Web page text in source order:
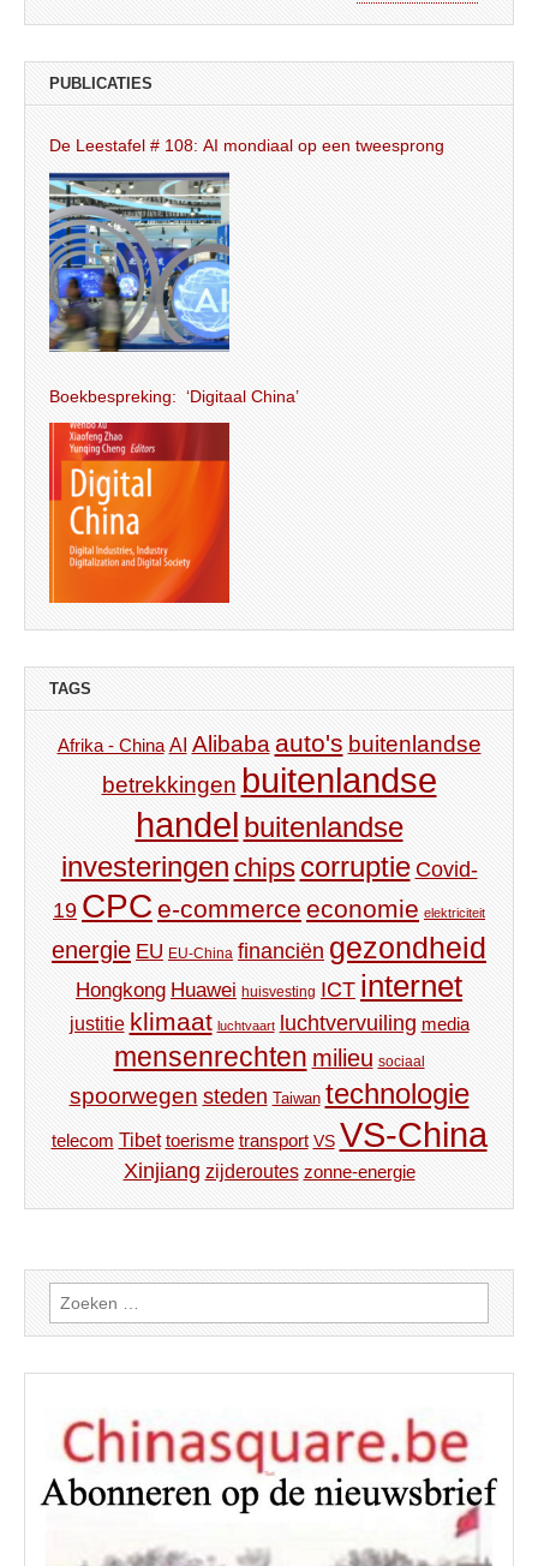
PUBLICATIES
De Leestafel # 108: AI mondiaal op een tweesprong
Boekbespreking: ‘Digitaal China’
TAGS
Afrika - China AI Alibaba auto's buitenlandse
betrekkingen buitenlandse
handel buitenlandse
investeringen chips corruptie Covid-
19 CPC e-commerce economie elektriciteit
energie EU EU-China financiën gezondheid
Hongkong Huawei huisvesting ICT internet
justitie klimaat luchtvaart luchtvervuiling media
mensenrechten milieu sociaal
spoorwegen steden Taiwan technologie
telecom Tibet toerisme transport VS VS-China
Xinjiang zijderoutes zonne-energie
Zoeken
naar: